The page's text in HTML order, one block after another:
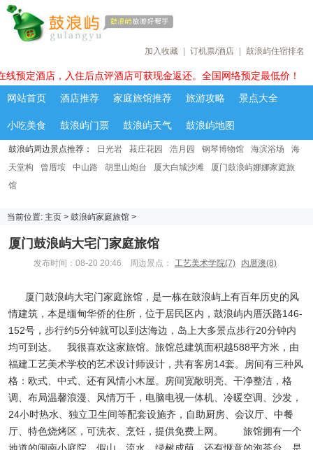
加入收藏 订机票/酒店 鼓浪屿住宿排名
线预定酒店，入住后点评酒店可获现金返还。全国网络预定最低价！
网站首页
酒店推荐 家庭旅馆推荐 旅游攻略 景点大全
小吃美食 鼓浪屿门票 鼓浪屿天气 鼓浪屿地图
鼓浪屿周边景点推荐： 日光岩 菽庄花园 浩月园 钢琴博物馆 海滨浴场
海
天堂构
曾厝垵 中山路 胡里山炮台 厦大白城沙滩
厦门鼓浪屿娜娜家庭旅
馆
当前位置: 主页 > 鼓浪屿家庭旅馆 >
厦门鼓浪屿大宅门家庭旅馆
发布时间：08-20 20:46 周边景点： 工艺美术学院(7) 内厝澳(8)
厦门鼓浪屿大宅门家庭旅馆，是一栋在鼓浪屿上有百年历史的风
情建筑，本是缅甸华侨的住所，位于居民区内，鼓浪屿内厝沃路146-
152号，步行约5分钟就可以到达海边，岛上大多景点步行20分钟内
均可到达。 我很喜欢这家旅馆。旅馆总建筑面积越588平方米，由
福建工艺美术学校的艺术设计师设计，共有客房14套。房间有三种风
格：欧式、中式、还有风情小木屋。房间宽敞明亮、干净整洁，格
调、布局温馨浪漫、风情万千，电脑电视一体机、冷暖空调、沙发，
24小时热水、独立卫生间等配套设施齐，自助厨房、会议厅、中餐
厅、特色烧烤区，可洗衣、烹饪，提供免费上网。 旅馆拥有一个